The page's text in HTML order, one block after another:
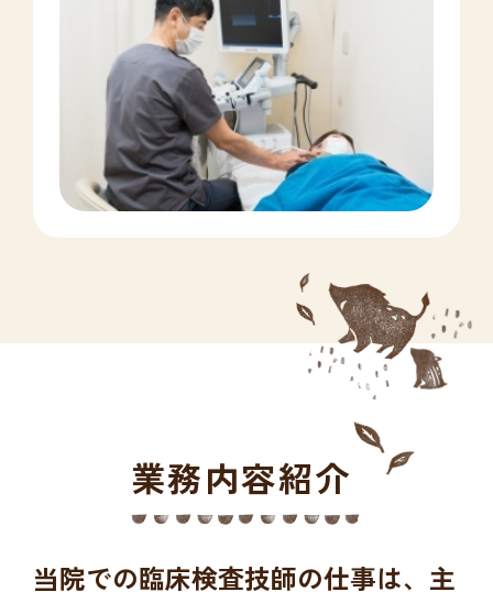
業務内容紹介
当院での臨床検査技師の仕事は、主